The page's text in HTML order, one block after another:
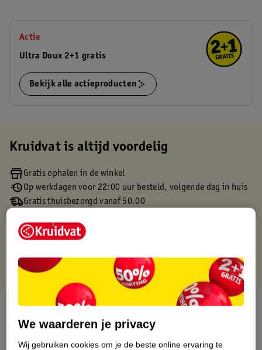
Actie
Ultra Doux 2+1 gratis
Bekijk alle actieproducten
Kruidvat is altijd voordelig
Gratis ophalen in de winkel
Op werkdagen voor 22:00 uur besteld, volgende dag in huis
Gratis thuisbezorgd vanaf 50.00
Gratis punten met je Kruidvat kaart
Over dit product
Productinformatie
We waarderen je privacy
Wij gebruiken cookies om je de beste online ervaring te